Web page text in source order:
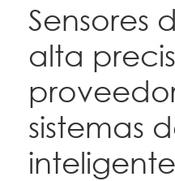
Sensores
alta
sistemas